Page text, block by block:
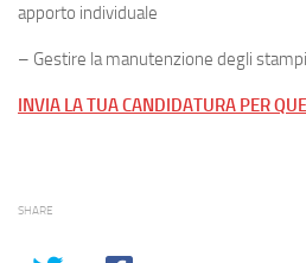
apporto individuale
– Gestire la manutenzione degli stampi
INVIA LA TUA CANDIDATURA PER
SHARE